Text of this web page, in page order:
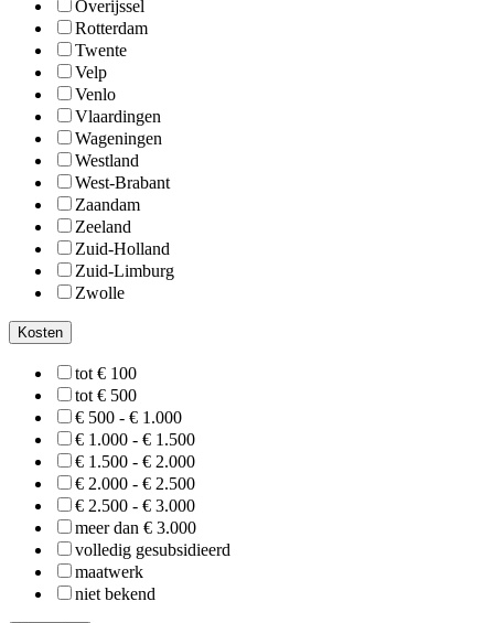
Overijssel
Rotterdam
Twente
Velp
Venlo
Vlaardingen
Wageningen
Westland
West-Brabant
Zaandam
Zeeland
Zuid-Holland
Zuid-Limburg
Zwolle
Kosten
tot € 100
tot € 500
€ 500 - € 1.000
€ 1.000 - € 1.500
€ 1.500 - € 2.000
€ 2.000 - € 2.500
€ 2.500 - € 3.000
meer dan € 3.000
volledig gesubsidieerd
maatwerk
niet bekend